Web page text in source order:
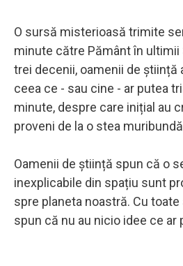
O sursă misterioasă trimite
minute către Pământ în ultimii
trei decenii, oamenii de știință
ceea ce - sau cine - ar putea
minute, despre care inițial au
proveni de la o stea
Oamenii de știință spun că o
inexplicabile din spațiu sunt
spre planeta noastră. Cu
spun că nu au nicio idee ce ar